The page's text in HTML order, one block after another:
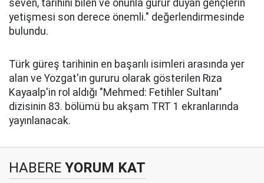
seven, tarihini bilen ve onunla gurur duyan gençlerin
yetişmesi son derece önemli." değerlendirmesinde
bulundu.
Türk güreş tarihinin en başarılı isimleri arasında yer
alan ve Yozgat'ın gururu olarak gösterilen Rıza
Kayaalp'in rol aldığı "Mehmed: Fetihler Sultanı"
dizisinin 83. bölümü bu akşam TRT 1 ekranlarında
yayınlanacak.
HABERE YORUM KAT